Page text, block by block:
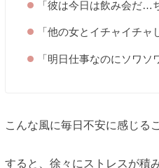
「彼は今日は飲み会だ…
「他の女とイチャイチャ
「明日仕事なのにソワソ
こんな風に毎日不安に感じる
すると、徐々にストレスが積